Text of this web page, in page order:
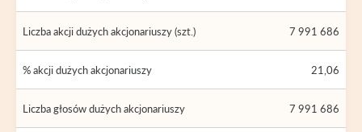
Liczba akcji dużych akcjonariuszy (szt.) 7 991 686
% akcji dużych akcjonariuszy 21,06
Liczba głosów dużych akcjonariuszy 7 991 686